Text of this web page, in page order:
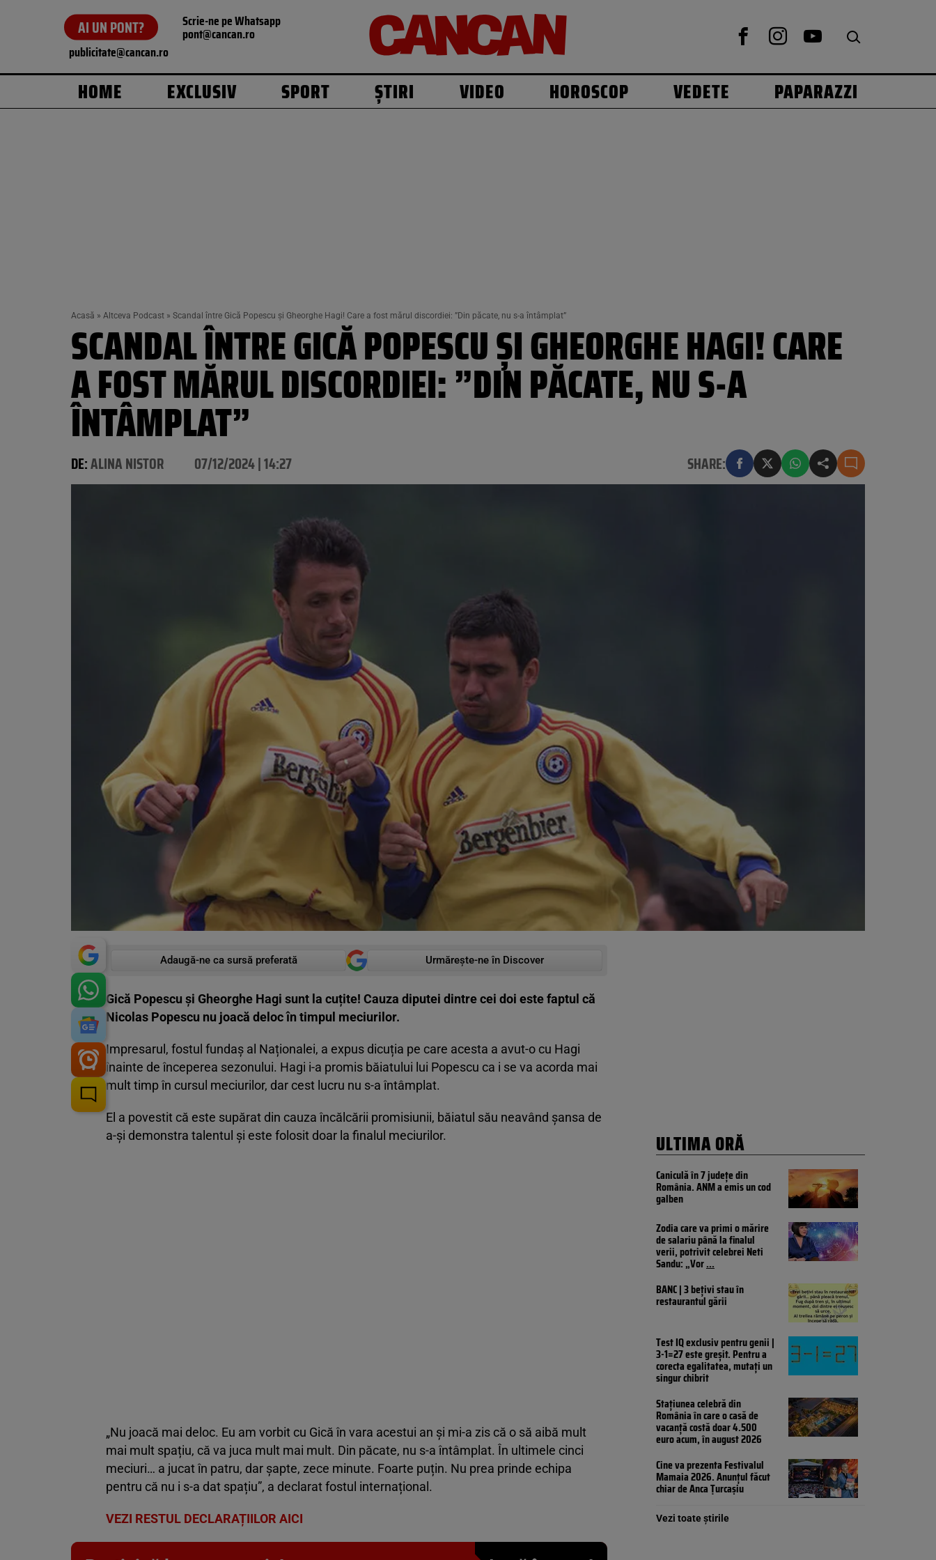
AI UN PONT? Scrie-ne pe Whatsapp
pont@cancan.ro
publicitate@cancan.ro
HOME EXCLUSIV SPORT ȘTIRI VIDEO HOROSCOP VEDETE PAPARAZZI
Acasă » Altceva Podcast » Scandal între Gică Popescu și Gheorghe Hagi! Care a fost mărul discordiei: ”Din păcate, nu s-a întâmplat”
SCANDAL ÎNTRE GICĂ POPESCU ȘI GHEORGHE HAGI! CARE
A FOST MĂRUL DISCORDIEI: ”DIN PĂCATE, NU S-A
ÎNTÂMPLAT”
DE:ALINA NISTOR 07/12/2024 | 14:27 SHARE:
Adaugă-ne ca sursă preferată Urmărește-ne în Discover
Gică Popescu și Gheorghe Hagi sunt la cuțite! Cauza diputei dintre cei doi este faptul că
Nicolas Popescu nu joacă deloc în timpul meciurilor.
Impresarul, fostul fundaș al Naționalei, a expus dicuția pe care acesta a avut-o cu Hagi
înainte de începerea sezonului. Hagi i-a promis băiatului lui Popescu ca i se va acorda mai
mult timp în cursul meciurilor, dar cest lucru nu s-a întâmplat.
El a povestit că este supărat din cauza încălcării promisiunii, băiatul său neavând șansa de
a-și demonstra talentul și este folosit doar la finalul meciurilor.
„Nu joacă mai deloc. Eu am vorbit cu Gică în vara acestui an și mi-a zis că o să aibă mult
mai mult spațiu, că va juca mult mai mult. Din păcate, nu s-a întâmplat. În ultimele cinci
meciuri… a jucat în patru, dar șapte, zece minute. Foarte puțin. Nu prea prinde echipa
pentru că nu i s-a dat spațiu”, a declarat fostul internațional.
VEZI RESTUL DECLARAȚIILOR AICI
ULTIMA ORĂ
Caniculă în 7 județe din
România. ANM a emis un cod
galben
Zodia care va primi o mărire
de salariu până la finalul
verii, potrivit celebrei Neti
Sandu: „Vor...
BANC | 3 bețivi stau în
restaurantul gării
Test IQ exclusiv pentru genii |
3-1=27 este greșit. Pentru a
corecta egalitatea, mutați un
singur chibrit
Stațiunea celebră din
România în care o casă de
vacanță costă doar 4.500
euro acum, în august 2026
Cine va prezenta Festivalul
Mamaia 2026. Anunțul făcut
chiar de Anca Țurcașiu
Vezi toate știrile